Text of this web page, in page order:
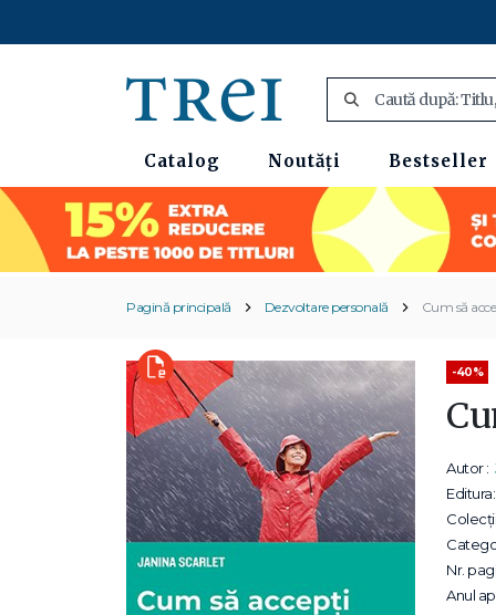
Catalog Noutăți Bestseller
Pagină principală Dezvoltare personală Cum să
-40%
Autor :
Editura:
Nr.
Anul